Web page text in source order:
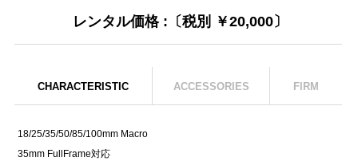
レンタル価格 :〔税別 ￥20,000〕
CHARACTERISTIC ACCESSORIES FIRM
18/25/35/50/85/100mm Macro
35mm FullFrame対応